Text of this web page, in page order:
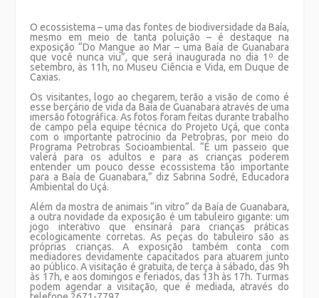
O ecossistema – uma das fontes de biodiversidade da Baía,
mesmo em meio de tanta poluição – é destaque na
exposição “Do Mangue ao Mar – uma Baía de Guanabara
que você nunca viu”, que será inaugurada no dia 1º de
setembro, às 11h, no Museu Ciência e Vida, em Duque de
Caxias.
Os visitantes, logo ao chegarem, terão a visão de como é
esse berçário de vida da Baía de Guanabara através de uma
imersão fotográfica. As fotos foram feitas durante trabalho
de campo pela equipe técnica do Projeto Uçá, que conta
com o importante patrocínio da Petrobras, por meio do
Programa Petrobras Socioambiental. “É um passeio que
valerá para os adultos e para as crianças poderem
entender um pouco desse ecossistema tão importante
para a Baía de Guanabara,” diz Sabrina Sodré, Educadora
Ambiental do Uçá.
Além da mostra de animais “in vitro” da Baía de Guanabara,
a outra novidade da exposição é um tabuleiro gigante: um
jogo interativo que ensinará para crianças práticas
ecologicamente corretas. As peças do tabuleiro são as
próprias crianças. A exposição também conta com
mediadores devidamente capacitados para atuarem junto
ao público. A visitação é gratuita, de terça à sábado, das 9h
às 17h, e aos domingos e feriados, das 13h às 17h. Turmas
podem agendar a visitação, que é mediada, através do